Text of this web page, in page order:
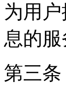
为用
息的服
第三